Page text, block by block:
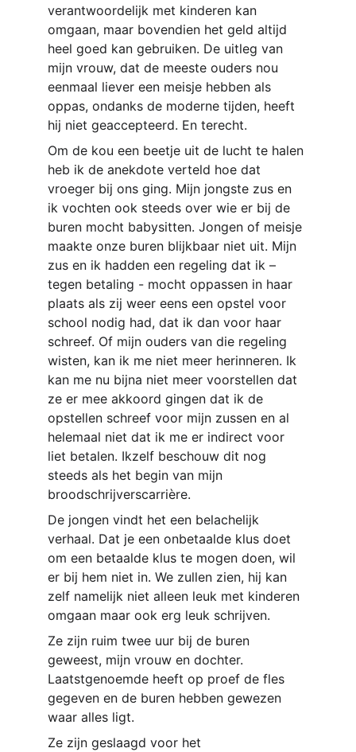
verantwoordelijk met kinderen kan
omgaan, maar bovendien het geld altijd
heel goed kan gebruiken. De uitleg van
mijn vrouw, dat de meeste ouders nou
eenmaal liever een meisje hebben als
oppas, ondanks de moderne tijden, heeft
hij niet geaccepteerd. En terecht.
Om de kou een beetje uit de lucht te halen
heb ik de anekdote verteld hoe dat
vroeger bij ons ging. Mijn jongste zus en
ik vochten ook steeds over wie er bij de
buren mocht babysitten. Jongen of meisje
maakte onze buren blijkbaar niet uit. Mijn
zus en ik hadden een regeling dat ik –
tegen betaling - mocht oppassen in haar
plaats als zij weer eens een opstel voor
school nodig had, dat ik dan voor haar
schreef. Of mijn ouders van die regeling
wisten, kan ik me niet meer herinneren. Ik
kan me nu bijna niet meer voorstellen dat
ze er mee akkoord gingen dat ik de
opstellen schreef voor mijn zussen en al
helemaal niet dat ik me er indirect voor
liet betalen. Ikzelf beschouw dit nog
steeds als het begin van mijn
broodschrijverscarrière.
De jongen vindt het een belachelijk
verhaal. Dat je een onbetaalde klus doet
om een betaalde klus te mogen doen, wil
er bij hem niet in. We zullen zien, hij kan
zelf namelijk niet alleen leuk met kinderen
omgaan maar ook erg leuk schrijven.
Ze zijn ruim twee uur bij de buren
geweest, mijn vrouw en dochter.
Laatstgenoemde heeft op proef de fles
gegeven en de buren hebben gewezen
waar alles ligt.
Ze zijn geslaagd voor het